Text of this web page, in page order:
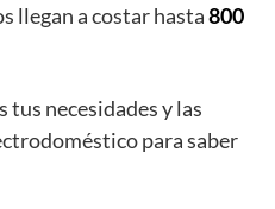
llegan a costar hasta800
tus necesidades y las
para saber